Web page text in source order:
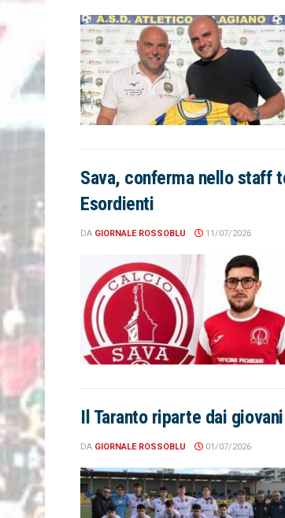
Sava, conferma nello staff
Esordienti
DA GIORNALE ROSSOBLU 11/07/2026
Il Taranto riparte dai
DA GIORNALE ROSSOBLU 01/07/2026